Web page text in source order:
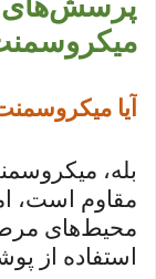
آیا
بله،
مقاوم است،
محیط‌های
استفاده از